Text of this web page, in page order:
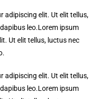
adipiscing elit. Ut elit tellus,
leo.Lorem ipsum
Ut elit tellus, luctus nec
adipiscing elit. Ut elit tellus,
leo.Lorem ipsum